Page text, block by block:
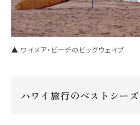
▲ ワイメア・ビーチのビッグウェイブ
ハワイ旅行のベストシーズ